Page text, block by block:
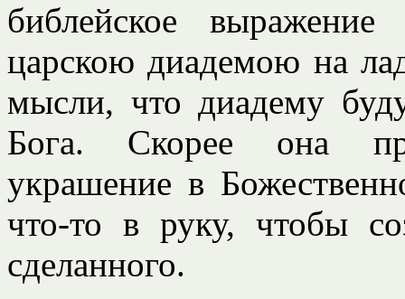
библейское
царскою диадемою на
мысли, что диадему
Бога. Скорее она
украшение в
что-то в руку, чтобы
сделанного.